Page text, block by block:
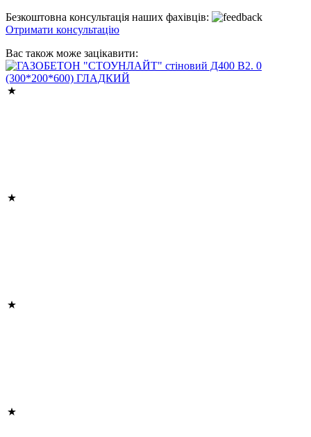
Безкоштовна консультація наших фахівців:
Отримати консультацію
Вас також може зацікавити: